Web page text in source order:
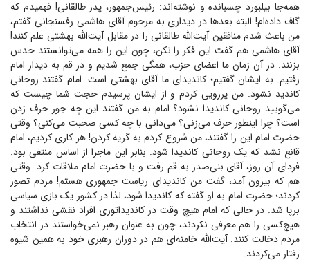
همه‌جا بیلبورد چسبانده و نوشته‌اند: رئیس‌جمهور، پدر طالقانی! فهمیدم که
گاف داده‌ام! البته بعد‌ها در دیداری به مرحوم آقای هاشمی رفسنجانی گفتم،
من باعث شدم منافقین آیت‌الله طالقانی را در مقابل آیت‌الله بهشتی علم کنند!
آقای هاشمی هم گفت این فکر را نکن، چون این را همه می‌توانستند حدس
بزنند. در آن زمان ما اعضای حزب، همگی جمع شدیم و در قم به دیدار امام
رفتیم. به ایشان گفتیم؛ کاندیدای ما آقای بهشتی است. امام گفتند روحانی
کاندید نشود. من پررویی کردم و از ایشان پرسیدم حجت شما چیست که
می‌گویید روحانی کاندیدا نشود؟ امام به من گفتند این چه جور حرف زدن
است؟ چرا اینطور حرف می‌زنی؟ می‌دانی با چه کسی صحبت می‌کنی؟ وقتی
حضرت امام این را گفتند، من شروع کردم به گریه کردن! هر کاری کردیم، امام
قانع نشد که یک روحانی کاندیدا شود. بنابر این ماجرا از اساس منتفی بود.
فردای آن روز، آقای بنی‌صدر به قم رفت و با حضرت امام ملاقات کرد. وقتی
هم که بیرون آمد، گفت من کاندیدای ریاست جمهوری هستم! مردم تصور
کردند؛ حضرت امام به او گفته که کاندیدا شود، لذا در کشور یک بازی سیاسی
برپا شد. در حالی که امام هیچ وقت در کاندیداتوری افراد نقشی نداشتند و
هیچ‌کسی را هم معرفی نکردند، چون به عنوان رهبر نمی‌خواستند در انتخاب
مردم دخالت کنند. آیت‌الله خامنه‌ای هم در دوران رهبری خود به همین شیوه
رفتار می‌کردند.